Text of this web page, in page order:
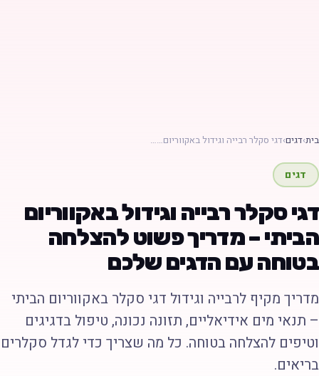
›דגים›דגי סקלר רבייה וגידול באקווריום……
דגים
סקלר רבייה וגידול באקווריום
– מדריך פשוט להצלחה
עם הדגים שלכם
מקיף לרבייה וגידול דגי סקלר באקווריום הביתי
תנאי מים אידיאליים, תזונה נכונה, טיפול בדגיגים
להצלחה בטוחה. כל מה שצריך כדי לגדל סקלרים